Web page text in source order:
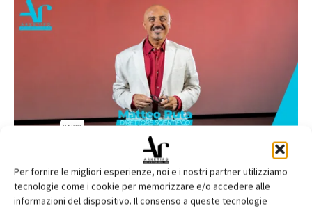
Per fornire le migliori esperienze, noi e i nostri partner utilizziamo
tecnologie come i cookie per memorizzare e/o accedere alle
informazioni del dispositivo. Il consenso a queste tecnologie